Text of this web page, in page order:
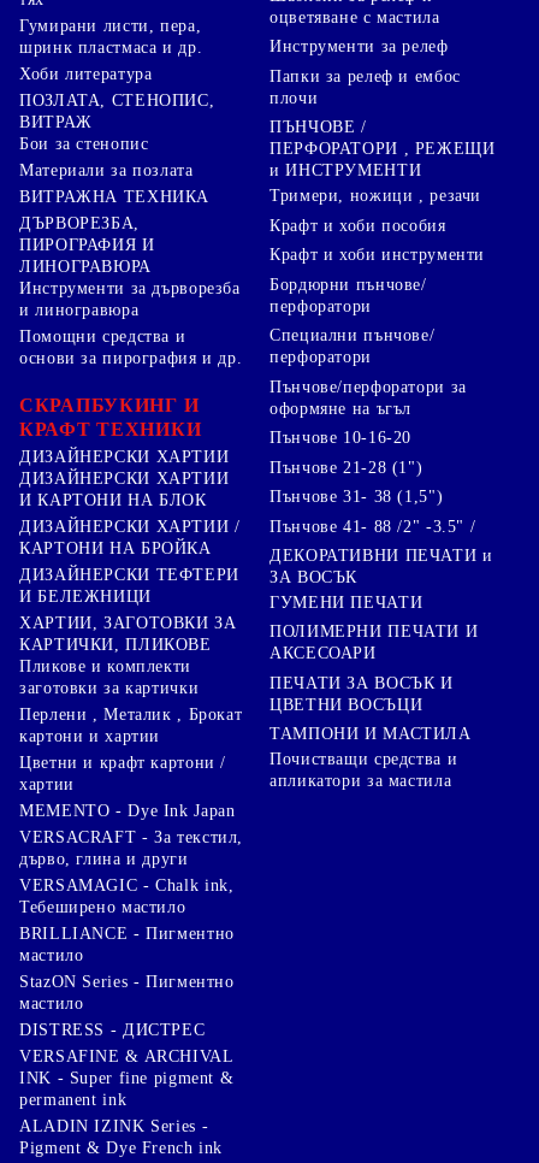
Гумирани листи, пера,
шринк пластмаса и др.
Хоби литература
ПОЗЛАТА, СТЕНОПИС,
ВИТРАЖ
Бои за стенопис
Материали за позлата
ВИТРАЖНА ТЕХНИКА
ДЪРВОРЕЗБА,
ПИРОГРАФИЯ И
ЛИНОГРАВЮРА
Инструменти за дърворезба
и линогравюра
Помощни средства и
основи за пирография и др.
СКРАПБУКИНГ И
КРАФТ ТЕХНИКИ
ДИЗАЙНЕРСКИ ХАРТИИ
ДИЗАЙНЕРСКИ ХАРТИИ
И КАРТОНИ НА БЛОК
ДИЗАЙНЕРСКИ ХАРТИИ /
КАРТОНИ НА БРОЙКА
ДИЗАЙНЕРСКИ ТЕФТЕРИ
И БЕЛЕЖНИЦИ
ХАРТИИ, ЗАГОТОВКИ ЗА
КАРТИЧКИ, ПЛИКОВЕ
Пликове и комплекти
заготовки за картички
Перлени , Металик , Брокат
картони и хартии
Цветни и крафт картони /
хартии
оцветяване с мастила
Инструменти за релеф
Папки за релеф и ембос
плочи
ПЪНЧОВЕ /
ПЕРФОРАТОРИ , РЕЖЕЩИ
и ИНСТРУМЕНТИ
Тримери, ножици , резачи
Крафт и хоби пособия
Крафт и хоби инструменти
Бордюрни пънчове/
перфоратори
Специални пънчове/
перфоратори
Пънчове/перфоратори за
оформяне на ъгъл
Пънчове 10-16-20
Пънчове 21-28 (1")
Пънчове 31- 38 (1,5")
Пънчове 41- 88 /2" -3.5" /
ДЕКОРАТИВНИ ПЕЧАТИ и
ЗА ВОСЪК
ГУМЕНИ ПЕЧАТИ
ПОЛИМЕРНИ ПЕЧАТИ И
АКСЕСОАРИ
ПЕЧАТИ ЗА ВОСЪК И
ЦВЕТНИ ВОСЪЦИ
ТАМПОНИ И МАСТИЛА
Почистващи средства и
апликатори за мастила
MEMENTO - Dye Ink Japan
VERSACRAFT - За текстил,
дърво, глина и други
VERSAMAGIC - Chalk ink,
Тебеширено мастило
BRILLIANCE - Пигментно
мастило
StazON Series - Пигментно
мастило
DISTRESS - ДИСТРЕС
VERSAFINE & ARCHIVAL
INK - Super fine pigment &
permanent ink
ALADIN IZINK Series -
Pigment & Dye French ink